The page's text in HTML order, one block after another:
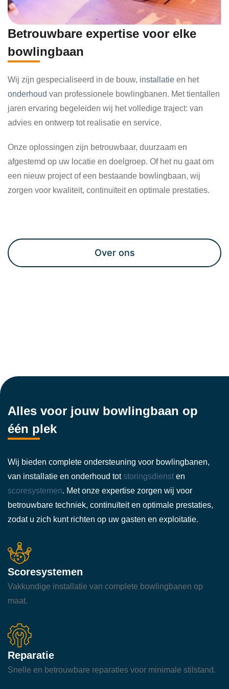
Betrouwbare expertise voor elke
bowlingbaan
Wij zijn gespecialiseerd in de bouw, installatie en het
onderhoud van professionele bowlingbanen. Met tientallen
jaren ervaring begeleiden wij het volledige traject: van
advies en ontwerp tot realisatie en service.
Onze oplossingen zijn betrouwbaar, duurzaam en
afgestemd op uw locatie en doelgroep. Of het nu gaat om
een nieuw project of een bestaande bowlingbaan, wij
zorgen voor kwaliteit, continuïteit en optimale prestaties.
Over ons
Alles voor jouw bowlingbaan op
één plek
Wij bieden complete ondersteuning voor bowlingbanen,
van installatie en onderhoud tot storingsdienst en
scoresystemen. Met onze expertise zorgen wij voor
betrouwbare techniek, continuïteit en optimale prestaties,
zodat u zich kunt richten op uw gasten en exploitatie.
Scoresystemen
Vakkundige installatie van complete bowlingbanen op
maat.
Reparatie
Snelle en betrouwbare reparaties voor minimale stilstand.